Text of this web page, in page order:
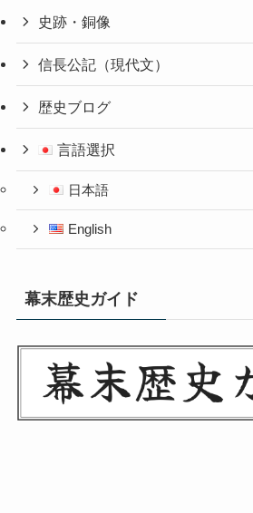
史跡・銅像
信長公記（現代文）
歴史ブログ
言語選択
日本語
English
幕末歴史ガイド